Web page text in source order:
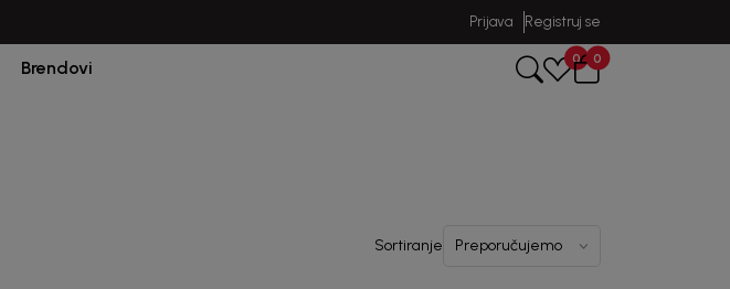
Prijava Registruj se
Brendovi 0 0
Sortiranje